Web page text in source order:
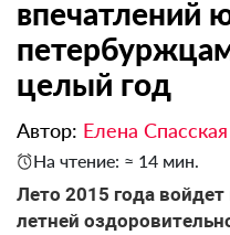
впечатлений
целый год
Автор: Елена Спасская
На чтение: ≈ 14 мин.
Лето 2015 года
летней